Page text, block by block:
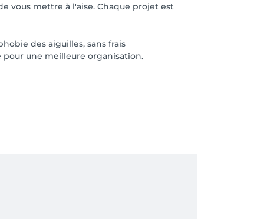
vous mettre à l'aise. Chaque projet est
des aiguilles, sans frais
pour une meilleure organisation.